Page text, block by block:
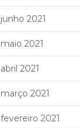
junho 2021
maio 2021
abril 2021
março 2021
fevereiro 2021